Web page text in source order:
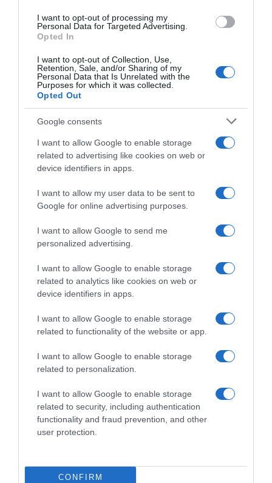
I want to opt-out of processing my
Personal Data for Targeted Advertising.
Opted In
I want to opt-out of Collection, Use,
Retention, Sale, and/or Sharing of my
Personal Data that Is Unrelated with the
Purposes for which it was collected.
Opted Out
Google consents
I want to allow Google to enable storage
related to advertising like cookies on web or
device identifiers in apps.
I want to allow my user data to be sent to
Google for online advertising purposes.
I want to allow Google to send me
personalized advertising.
I want to allow Google to enable storage
related to analytics like cookies on web or
device identifiers in apps.
I want to allow Google to enable storage
related to functionality of the website or app.
I want to allow Google to enable storage
related to personalization.
I want to allow Google to enable storage
related to security, including authentication
functionality and fraud prevention, and other
user protection.
CONFIRM
18 χρόνια στο αεροδρόμιο – Ενέπνευσε την
ταινία “Terminal”
Για όλα αυτά τα χρόνια ήταν "φυλακισμένος" στο Σαρλ
ντε Γκολ